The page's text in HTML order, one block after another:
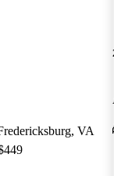
VA